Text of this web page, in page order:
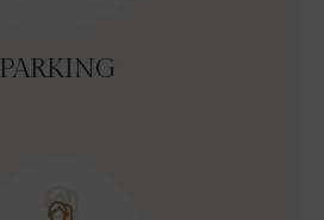
PARKING